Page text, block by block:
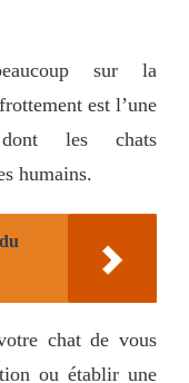
sur la
est l’une
dont les chats
humains.
chat de vous
ou établir une